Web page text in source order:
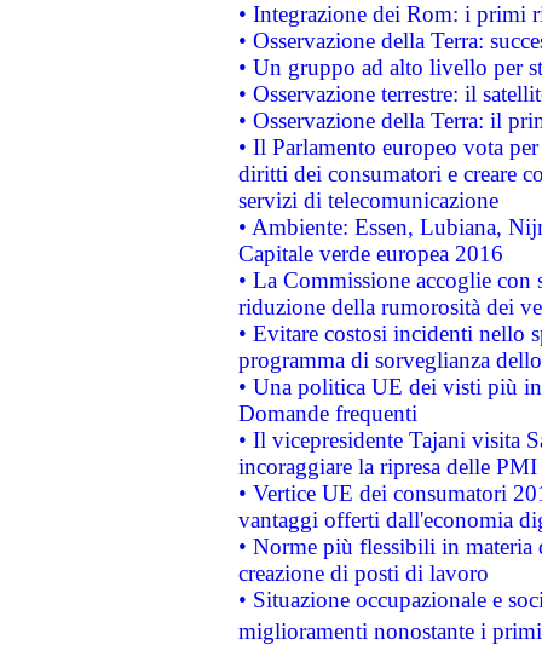
• Integrazione dei Rom: i primi
• Osservazione della Terra:
• Un gruppo ad alto livello per
• Osservazione terrestre: il
• Osservazione della Terra: il
• Il Parlamento europeo vota
diritti dei consumatori e creare
servizi di telecomunicazione
• Ambiente: Essen, Lubiana,
Capitale verde europea 2016
• La Commissione accoglie
riduzione della rumorosità dei
• Evitare costosi incidenti nello
programma di sorveglianza
• Una politica UE dei visti più
Domande frequenti
• Il vicepresidente Tajani visita
incoraggiare la ripresa delle
• Vertice UE dei consumatori
vantaggi offerti dall'economia
• Norme più flessibili in materia
creazione di posti di lavoro
• Situazione occupazionale e
miglioramenti nonostante i